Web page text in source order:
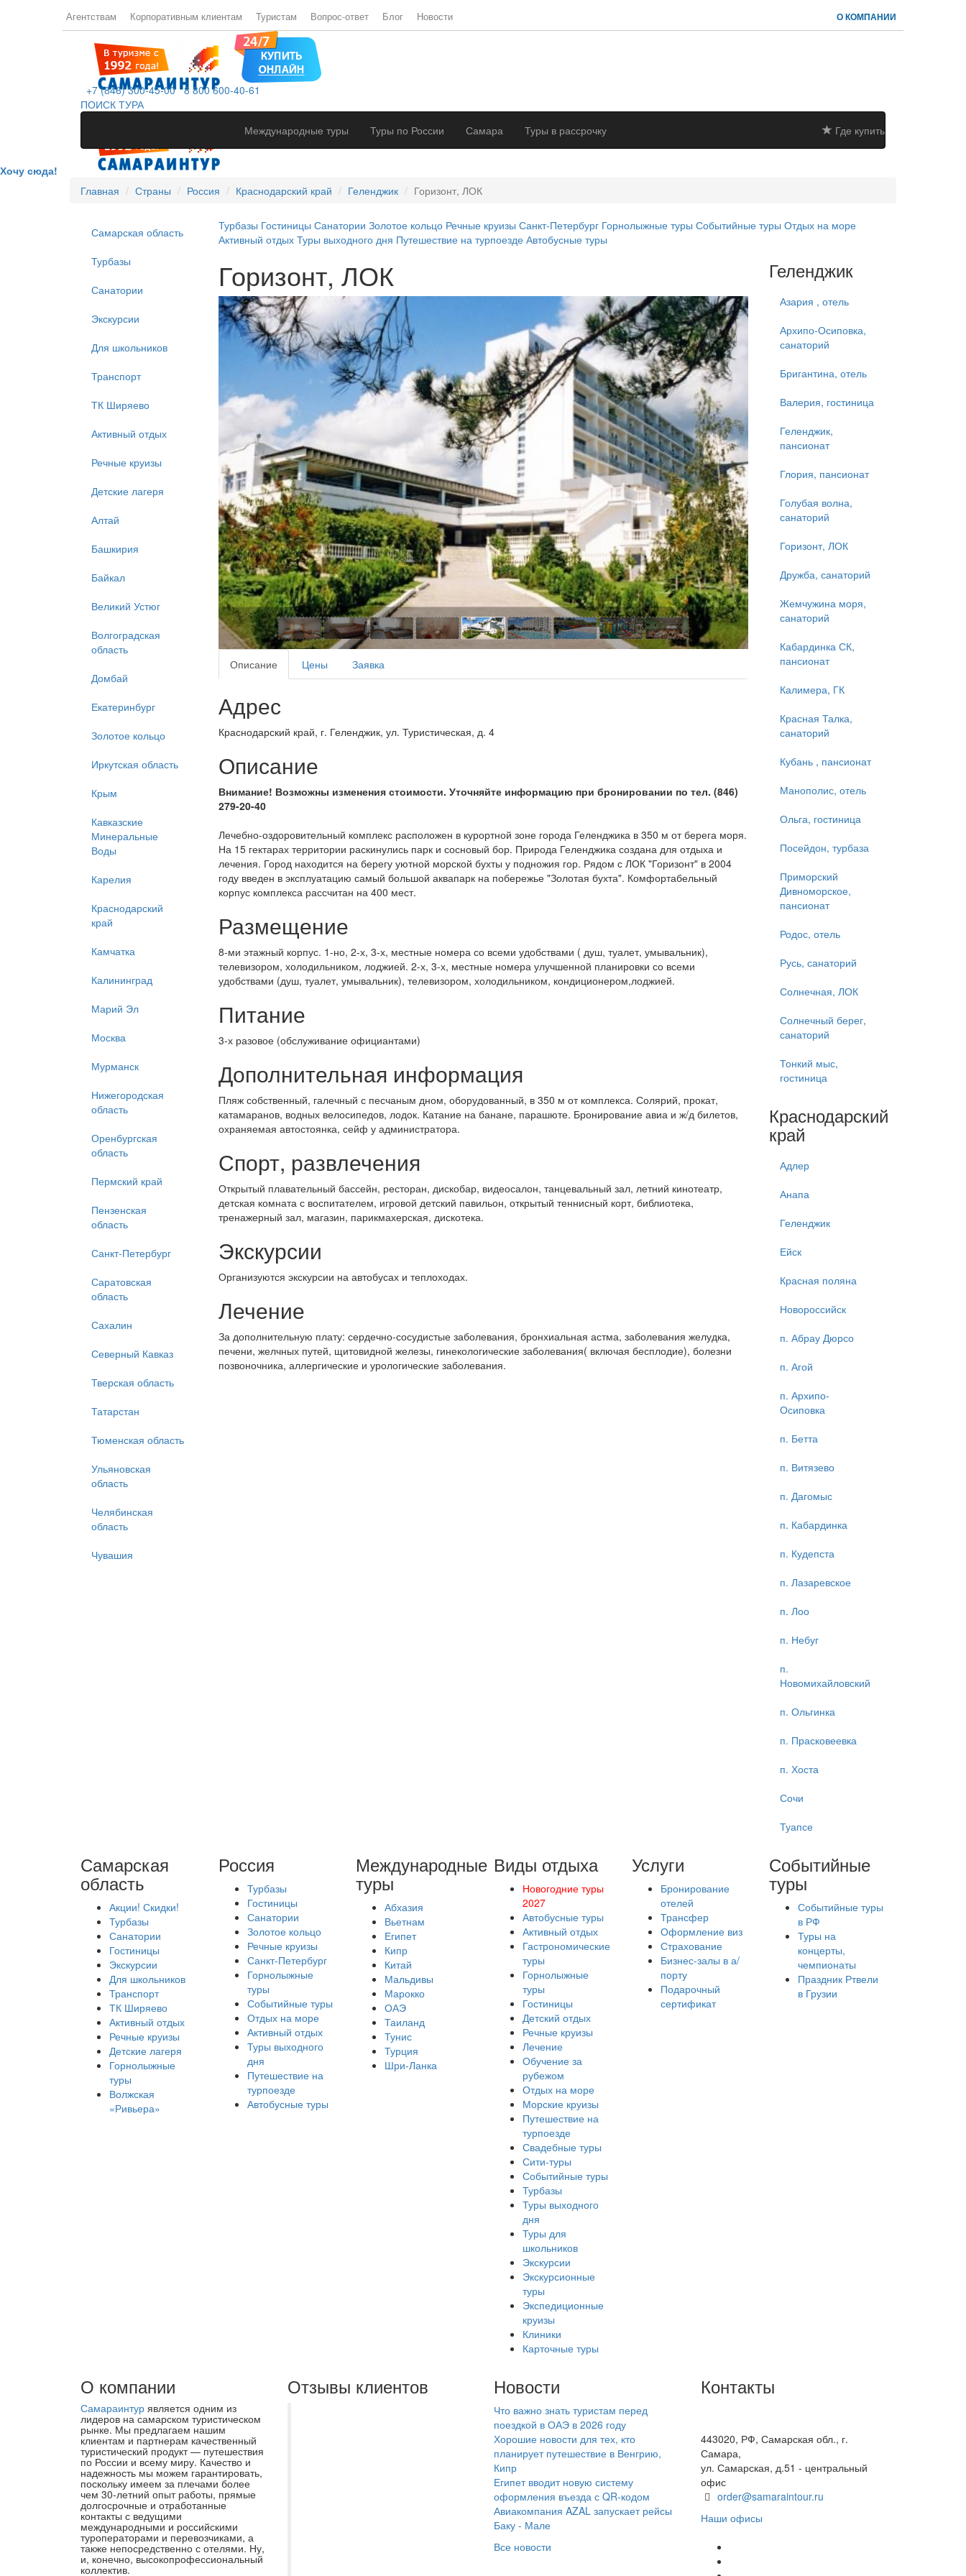
Агентствам Корпоративным клиентам Туристам Вопрос-ответ Блог Новости О КОМПАНИИ
+7 (846) 300-45-00 8 800 600-40-61
ПОИСК ТУРА
Международные туры
Туры по России Самара Туры в рассрочку Где купить
Хочу сюда!
Главная
Страны Россия Краснодарский край Геленджик Горизонт, ЛОК
Самарская область
Турбазы
Санатории
Экскурсии
Для школьников
Транспорт
ТК Ширяево
Активный отдых
Речные круизы
Детские лагеря
Алтай
Башкирия
Байкал
Великий Устюг
Волгоградская
область
Домбай
Екатеринбург
Золотое кольцо
Иркутская область
Крым
Кавказские
Минеральные
Воды
Карелия
Краснодарский
край
Камчатка
Калининград
Марий Эл
Москва
Мурманск
Нижегородская
область
Оренбургская
область
Пермский край
Пензенская
область
Санкт-Петербург
Саратовская
область
Сахалин
Северный Кавказ
Тверская область
Татарстан
Тюменская область
Ульяновская
область
Челябинская
область
Чувашия
Турбазы Гостиницы Санатории Золотое кольцо Речные круизы Санкт-Петербург Горнолыжные туры Событийные туры Отдых на море
Активный отдых Туры выходного дня Путешествие на турпоезде Автобусные туры
Горизонт, ЛОК
Описание Цены Заявка
Адрес
Краснодарский край, г. Геленджик, ул. Туристическая, д. 4
Описание
Внимание! Возможны изменения стоимости. Уточняйте информацию при бронировании по тел. (846)
279-20-40
Лечебно-оздоровительный комплекс расположен в курортной зоне города Геленджика в 350 м от берега моря.
На 15 гектарах территории раскинулись парк и сосновый бор. Природа Геленджика создана для отдыха и
лечения. Город находится на берегу уютной морской бухты у подножия гор. Рядом с ЛОК "Горизонт" в 2004
году введен в эксплуатацию самый большой аквапарк на побережье "Золотая бухта". Комфортабельный
корпус комплекса рассчитан на 400 мест.
Размещение
8-ми этажный корпус. 1-но, 2-х, 3-х, местные номера со всеми удобствами ( душ, туалет, умывальник),
телевизором, холодильником, лоджией. 2-х, 3-х, местные номера улучшенной планировки со всеми
удобствами (душ, туалет, умывальник), телевизором, холодильником, кондиционером,лоджией.
Питание
3-х разовое (обслуживание официантами)
Дополнительная информация
Пляж собственный, галечный с песчаным дном, оборудованный, в 350 м от комплекса. Солярий, прокат,
катамаранов, водных велосипедов, лодок. Катание на банане, парашюте. Бронирование авиа и ж/д билетов,
охраняемая автостоянка, сейф у администратора.
Спорт, развлечения
Открытый плавательный бассейн, ресторан, дискобар, видеосалон, танцевальный зал, летний кинотеатр,
детская комната с воспитателем, игровой детский павильон, открытый теннисный корт, библиотека,
тренажерный зал, магазин, парикмахерская, дискотека.
Экскурсии
Организуются экскурсии на автобусах и теплоходах.
Лечение
За дополнительную плату: сердечно-сосудистые заболевания, бронхиальная астма, заболевания желудка,
печени, желчных путей, щитовидной железы, гинекологические заболевания( включая бесплодие), болезни
позвоночника, аллергические и урологические заболевания.
Геленджик
Азария , отель
Архипо-Осиповка,
санаторий
Бригантина, отель
Валерия, гостиница
Геленджик,
пансионат
Глория, пансионат
Голубая волна,
санаторий
Горизонт, ЛОК
Дружба, санаторий
Жемчужина моря,
санаторий
Кабардинка СК,
пансионат
Калимера, ГК
Красная Талка,
санаторий
Кубань , пансионат
Манополис, отель
Ольга, гостиница
Посейдон, турбаза
Приморский
Дивноморское,
пансионат
Родос, отель
Русь, санаторий
Солнечная, ЛОК
Солнечный берег,
санаторий
Тонкий мыс,
гостиница
Краснодарский
край
Адлер
Анапа
Геленджик
Ейск
Красная поляна
Новороссийск
п. Абрау Дюрсо
п. Агой
п. Архипо-
Осиповка
п. Бетта
п. Витязево
п. Дагомыс
п. Кабардинка
п. Кудепста
п. Лазаревское
п. Лоо
п. Небуг
п.
Новомихайловский
п. Ольгинка
п. Прасковеевка
п. Хоста
Сочи
Туапсе
Самарская
область
Акции! Скидки!
Турбазы
Санатории
Гостиницы
Экскурсии
Для школьников
Транспорт
ТК Ширяево
Активный отдых
Речные круизы
Детские лагеря
Горнолыжные
туры
Волжская
«Ривьера»
Россия
Турбазы
Гостиницы
Санатории
Золотое кольцо
Речные круизы
Санкт-Петербург
Горнолыжные
туры
Событийные туры
Отдых на море
Активный отдых
Туры выходного
дня
Путешествие на
турпоезде
Автобусные туры
Международные
туры
Абхазия
Вьетнам
Египет
Кипр
Китай
Мальдивы
Марокко
ОАЭ
Таиланд
Тунис
Турция
Шри-Ланка
Виды отдыха
Новогодние туры
2027
Автобусные туры
Активный отдых
Гастрономические
туры
Горнолыжные
туры
Гостиницы
Детский отдых
Речные круизы
Лечение
Обучение за
рубежом
Отдых на море
Морские круизы
Путешествие на
турпоезде
Свадебные туры
Сити-туры
Событийные туры
Турбазы
Туры выходного
дня
Туры для
школьников
Экскурсии
Экскурсионные
туры
Экспедиционные
круизы
Клиники
Карточные туры
Услуги
Бронирование
отелей
Трансфер
Оформление виз
Страхование
Бизнес-залы в а/
порту
Подарочный
сертификат
Событийные
туры
Событийные туры
в РФ
Туры на
концерты,
чемпионаты
Праздник Ртвели
в Грузии
О компании
Самараинтур является одним из
лидеров на самарском туристическом
рынке. Мы предлагаем нашим
клиентам и партнерам качественный
туристический продукт — путешествия
по России и всему миру. Качество и
надежность мы можем гарантировать,
поскольку имеем за плечами более
чем 30-летний опыт работы, прямые
долгосрочные и отработанные
контакты с ведущими
международными и российскими
туроператорами и перевозчиками, а
также непосредственно с отелями. Ну,
и, конечно, высокопрофессиональный
коллектив.
Отзывы клиентов Новости
Что важно знать туристам перед
поездкой в ОАЭ в 2026 году
Хорошие новости для тех, кто
планирует путешествие в Венгрию,
Кипр
Египет вводит новую систему
оформления въезда с QR-кодом
Авиакомпания AZAL запускает рейсы
Баку - Мале
Все новости
Контакты
443020, РФ, Самарская обл., г.
Самара,
ул. Самарская, д.51 - центральный
офис
order@samaraintour.ru
Наши офисы